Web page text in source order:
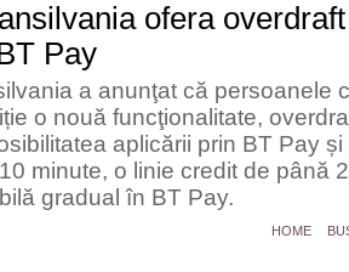
ofera
Pay
a anunţat că persoanele
o nouă funcţionalitate,
aplicării prin BT Pay
minute, o linie credit de până
gradual în BT Pay.
HOME